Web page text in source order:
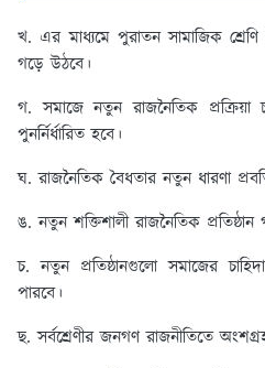
খ. এর মাধ্যমে পুরাতন সামাজিক
গড়ে উঠবে।
গ. সমাজে নতুন রাজনৈতিক
পুনর্নির্ধারিত হবে।
ঘ. রাজনৈতিক বৈধতার নতুন ধারণা
ঙ. নতুন শক্তিশালী রাজনৈতিক
চ. নতুন প্রতিষ্ঠানগুলো সমাজের
পারবে।
ছ. সর্বশ্রেণীর জনগণ রাজনীতিতে